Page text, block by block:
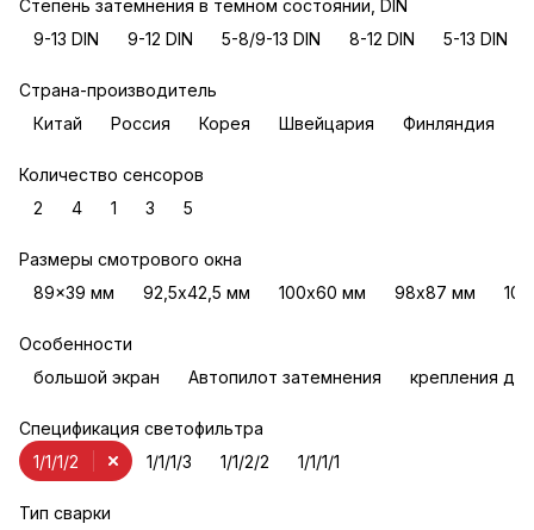
Степень затемнения в темном состоянии, DIN
9-13 DIN
9-12 DIN 5-8/9-13 DIN 8-12 DIN 5-13 DIN
Страна-производитель
Китай
Россия Корея Швейцария Финляндия
Количество сенсоров
2
4 1 3 5
Размеры смотрового окна
89x39 мм
92,5х42,5 мм 100х60 мм 98х87 мм
Особенности
большой экран
Автопилот затемнения крепления
Спецификация светофильтра
1/1/1/2
1/1/1/3 1/1/2/2 1/1/1/1
Тип сварки